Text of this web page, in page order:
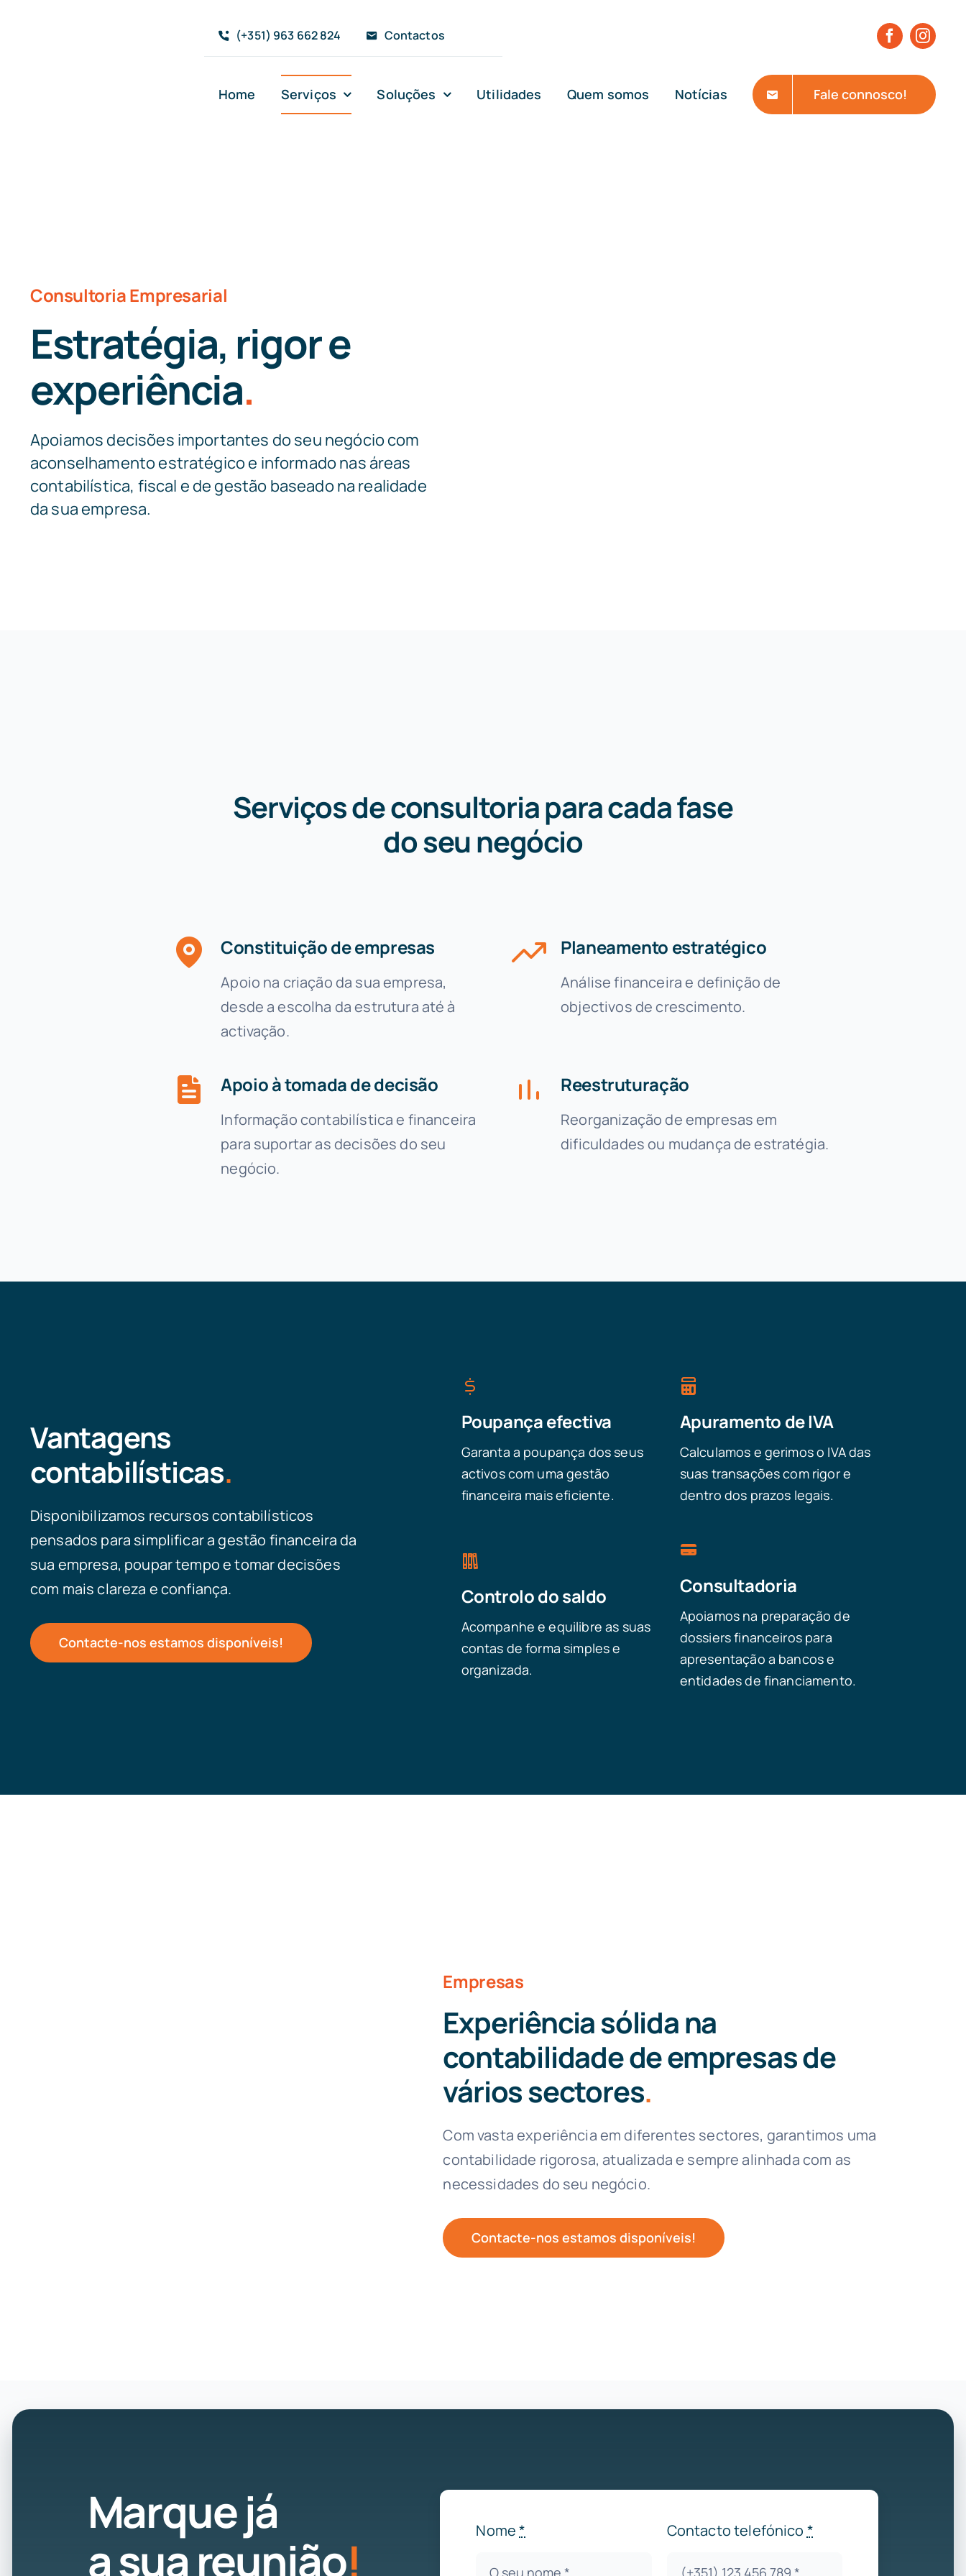
(+351) 963 662 824 Contactos
Home Serviços Soluções Utilidades Quem somos Notícias Fale connosco!
Consultoria Empresarial
Estratégia, rigor e
experiência.
Apoiamos decisões importantes do seu negócio com
aconselhamento estratégico e informado nas áreas
contabilística, fiscal e de gestão baseado na realidade
da sua empresa.
Serviços de consultoria para cada fase
do seu negócio
Constituição de empresas
Apoio na criação da sua empresa,
desde a escolha da estrutura até à
activação.
Planeamento estratégico
Análise financeira e definição de
objectivos de crescimento.
Apoio à tomada de decisão
Informação contabilística e financeira
para suportar as decisões do seu
negócio.
Reestruturação
Reorganização de empresas em
dificuldades ou mudança de estratégia.
Vantagens
contabilísticas.
Disponibilizamos recursos contabilísticos
pensados para simplificar a gestão financeira da
sua empresa, poupar tempo e tomar decisões
com mais clareza e confiança.
Contacte-nos estamos disponíveis!
Poupança efectiva
Garanta a poupança dos seus
activos com uma gestão
financeira mais eficiente.
Apuramento de IVA
Calculamos e gerimos o IVA das
suas transações com rigor e
dentro dos prazos legais.
Controlo do saldo
Acompanhe e equilibre as suas
contas de forma simples e
organizada.
Consultadoria
Apoiamos na preparação de
dossiers financeiros para
apresentação a bancos e
entidades de financiamento.
Empresas
Experiência sólida na
contabilidade de empresas de
vários sectores.
Com vasta experiência em diferentes sectores, garantimos uma
contabilidade rigorosa, atualizada e sempre alinhada com as
necessidades do seu negócio.
Contacte-nos estamos disponíveis!
Marque já
a sua reunião!
Nome* Contacto telefónico *